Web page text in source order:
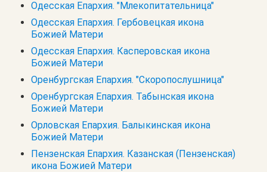
Одесская Епархия. "Млекопитательница"
Одесская Епархия. Гербовецкая икона
Божией Матери
Одесская Епархия. Касперовская икона
Божией Матери
Оренбургская Епархия. "Скоропослушница"
Оренбургская Епархия. Табынская икона
Божией Матери
Орловская Епархия. Балыкинская икона
Божией Матери
Пензенская Епархия. Казанская (Пензенская)
икона Божией Матери